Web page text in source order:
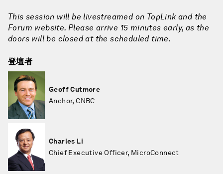
This session will be livestreamed on TopLink and the
Forum website. Please arrive 15 minutes early, as the
doors will be closed at the scheduled time.
登壇者
Geoff Cutmore
Anchor, CNBC
Charles Li
Chief Executive Officer, MicroConnect